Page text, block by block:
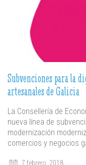
Subvenciones para la
artesanales de Galicia
La Consellería de
nueva línea de
modernización
comercios y negocios
7 febrero, 2018